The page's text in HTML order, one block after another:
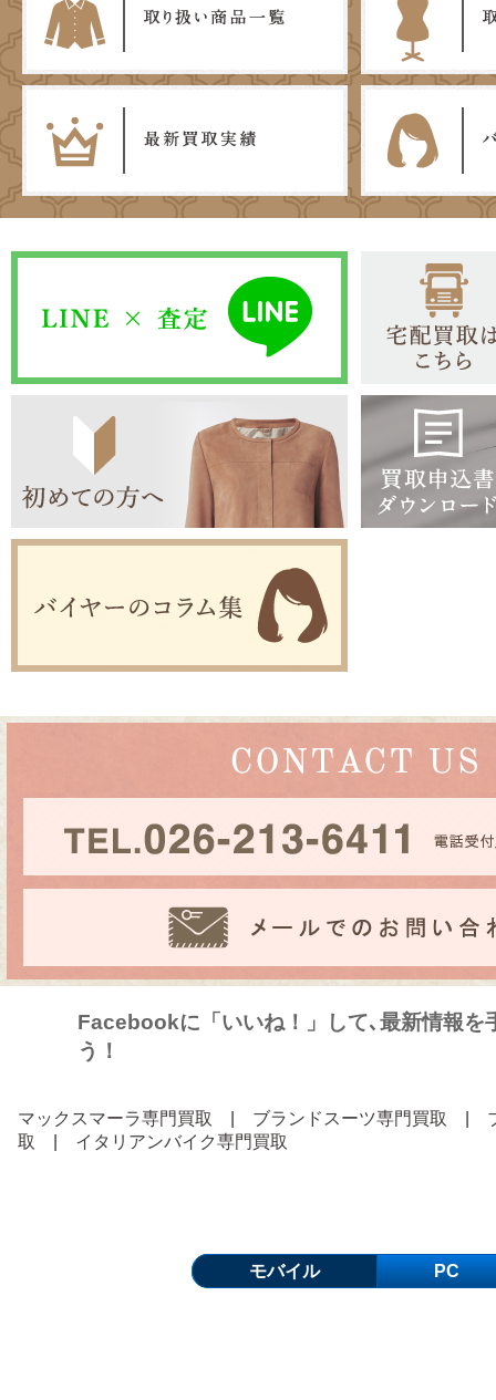
Facebookに「いいね！」して､最新情報を
う！
マックスマーラ専門買取 ブランドスーツ専門買取
取
イタリアンバイク専門買取
モバイル PC